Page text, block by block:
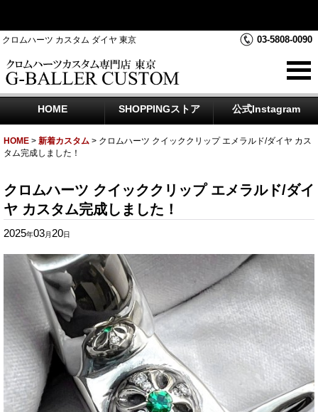
クロムハーツ カスタム ダイヤ 東京 03-5808-0090
HOME SHOPPINGストア 公式Instagram
HOME > 新着カスタム > クロムハーツ クイッククリップ エメラルド/ダイヤ カス
タム完成しました！
クロムハーツ クイッククリップ エメラルド/ダイ
ヤ カスタム完成しました！
2025年03月 20日